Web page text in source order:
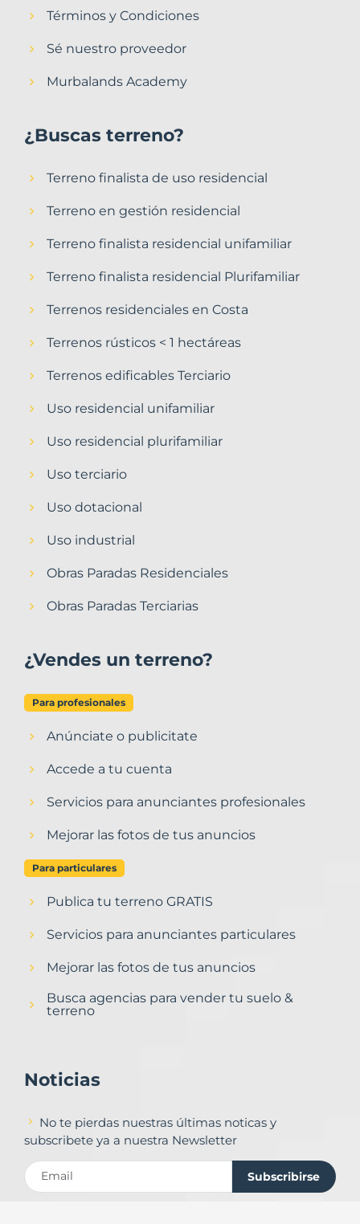
Términos y Condiciones
Sé nuestro proveedor
Murbalands Academy
¿Buscas terreno?
Terreno finalista de uso residencial
Terreno en gestión residencial
Terreno finalista residencial unifamiliar
Terreno finalista residencial Plurifamiliar
Terrenos residenciales en Costa
Terrenos rústicos < 1 hectáreas
Terrenos edificables Terciario
Uso residencial unifamiliar
Uso residencial plurifamiliar
Uso terciario
Uso dotacional
Uso industrial
Obras Paradas Residenciales
Obras Paradas Terciarias
¿Vendes un terreno?
Para profesionales
Anúnciate o publicitate
Accede a tu cuenta
Servicios para anunciantes profesionales
Mejorar las fotos de tus anuncios
Para particulares
Publica tu terreno GRATIS
Servicios para anunciantes particulares
Mejorar las fotos de tus anuncios
Busca agencias para vender tu suelo &
terreno
Noticias
No te pierdas nuestras últimas noticas y
subscribete ya a nuestra Newsletter
Subscribirse